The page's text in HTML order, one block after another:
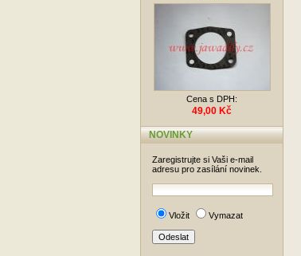
Cena s DPH:
49,00 Kč
NOVINKY
Zaregistrujte si Vaši e-mail
adresu pro zasílání novinek.
Vložit Vymazat